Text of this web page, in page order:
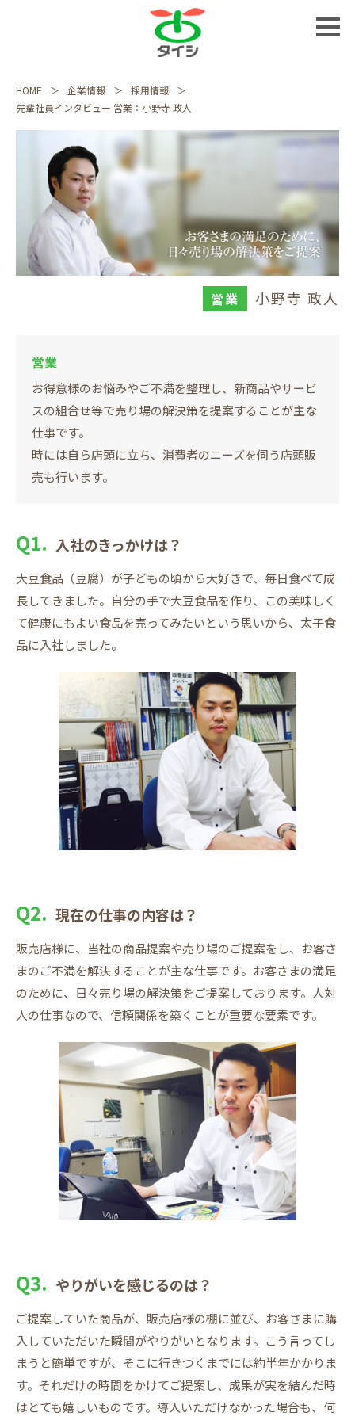
HOME 企業情報
採用情報
先輩社員インタビュー 営業：小野寺 政人
営業 小野寺 政人
営業
お得意様のお悩みやご不満を整理し、新商品やサービ
スの組合せ等で売り場の解決策を提案することが主な
仕事です。
時には自ら店頭に立ち、消費者のニーズを伺う店頭販
売も行います。
Q1. 入社のきっかけは？
大豆食品（豆腐）が子どもの頃から大好きで、毎日食べて成
長してきました。自分の手で大豆食品を作り、この美味しく
て健康にもよい食品を売ってみたいという思いから、太子食
品に入社しました。
Q2. 現在の仕事の内容は？
販売店様に、当社の商品提案や売り場のご提案をし、お客さ
まのご不満を解決することが主な仕事です。お客さまの満足
のために、日々売り場の解決策をご提案しております。人対
人の仕事なので、信頼関係を築くことが重要な要素です。
Q3. やりがいを感じるのは？
ご提案していた商品が、販売店様の棚に並び、お客さまに購
入していただいた瞬間がやりがいとなります。こう言ってし
まうと簡単ですが、そこに行きつくまでには約半年かかりま
す。それだけの時間をかけてご提案し、成果が実を結んだ時
はとても嬉しいものです。導入いただけなかった場合も、何